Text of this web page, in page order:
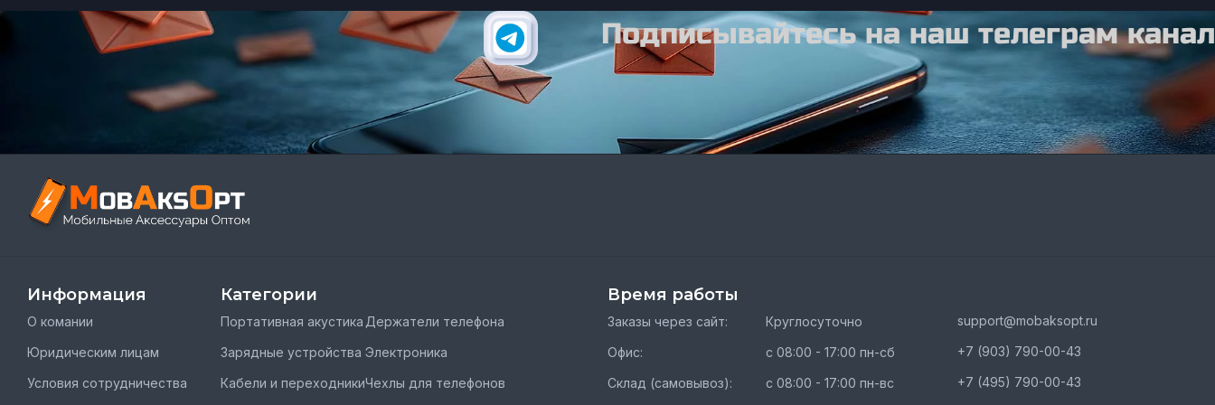
Подписывайтесь на наш телеграм канал
Информация
О комании
Юридическим лицам
Условия сотрудничества
Категории
Портативная акустика
Зарядные устройства
Кабели и переходники
Держатели телефона
Электроника
Чехлы для телефонов
Время работы
Заказы через сайт:
Офис:
Склад (самовывоз):
Круглосуточно
с 08:00 - 17:00 пн-сб
с 08:00 - 17:00 пн-вс
support@mobaksopt.ru
+7 (903) 790-00-43
+7 (495) 790-00-43